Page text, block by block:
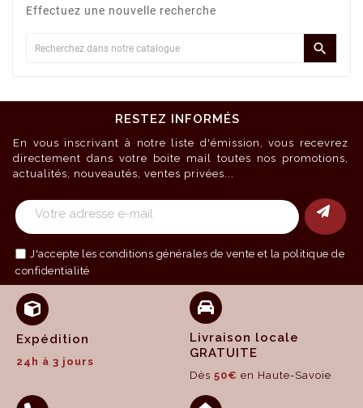
Effectuez une nouvelle recherche

RESTEZ INFORMÉS
En vous inscrivant à notre liste d'émission, vous recevrez
directement dans votre boite mail toutes nos promotions,
actualités, nouveautés, ventes privées...
J'accepte les conditions générales de vente et la politique de
confidentialité
Expédition
24h à 3 jours
Livraison locale
GRATUITE
Dès 50€ en Haute-Savoie